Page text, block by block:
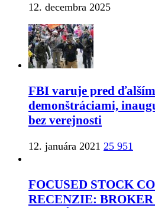
12. decembra 2025
FBI varuje pred
demonštráciami,
bez verejnosti
12. januára 2021 25 951
FOCUSED STOCK
RECENZIE: